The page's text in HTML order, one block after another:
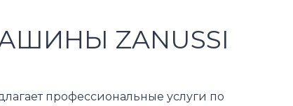
ZANUSSI
профессиональные услуги по